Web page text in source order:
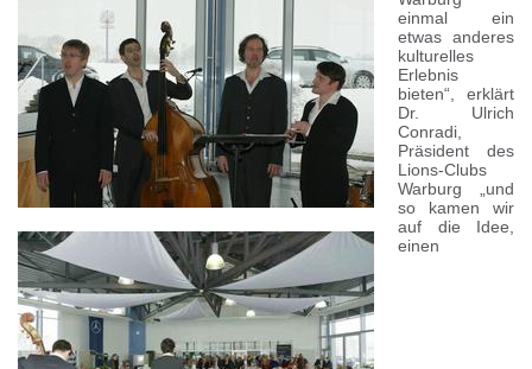
einmal ein
etwas anderes
kulturelles
Erlebnis
bieten“, erklärt
Dr. Ulrich
Conradi,
Präsident des
Lions-Clubs
Warburg „und
so kamen wir
auf die Idee,
einen